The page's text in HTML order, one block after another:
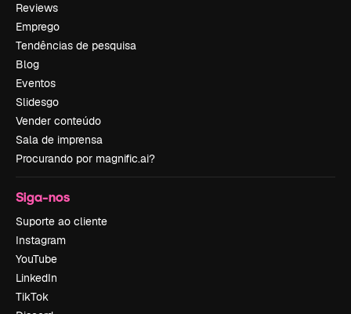
Reviews
Emprego
Tendências de pesquisa
Blog
Eventos
Slidesgo
Vender conteúdo
Sala de imprensa
Procurando por magnific.ai?
Siga-nos
Suporte ao cliente
Instagram
YouTube
LinkedIn
TikTok